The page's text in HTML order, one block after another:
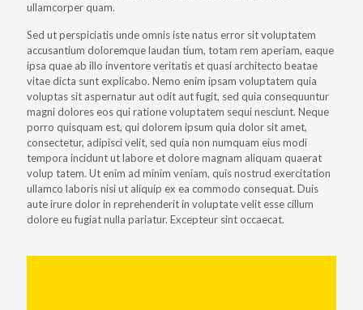
ullamcorper quam.
Sed ut perspiciatis unde omnis iste natus error sit voluptatem
accusantium doloremque laudan tium, totam rem aperiam, eaque
ipsa quae ab illo inventore veritatis et quasi architecto beatae
vitae dicta sunt explicabo. Nemo enim ipsam voluptatem quia
voluptas sit aspernatur aut odit aut fugit, sed quia consequuntur
magni dolores eos qui ratione voluptatem sequi nesciunt. Neque
porro quisquam est, qui dolorem ipsum quia dolor sit amet,
consectetur, adipisci velit, sed quia non numquam eius modi
tempora incidunt ut labore et dolore magnam aliquam quaerat
volup tatem. Ut enim ad minim veniam, quis nostrud exercitation
ullamco laboris nisi ut aliquip ex ea commodo consequat. Duis
aute irure dolor in reprehenderit in voluptate velit esse cillum
dolore eu fugiat nulla pariatur. Excepteur sint occaecat.